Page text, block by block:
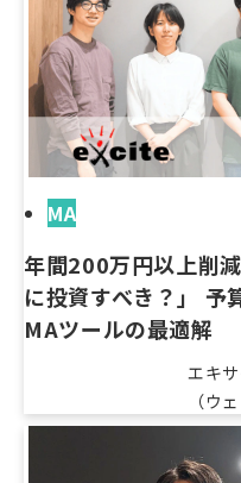
MA
年間200万円以上削
に投資すべき？」 予
MAツールの最適解
エキ
（ウ